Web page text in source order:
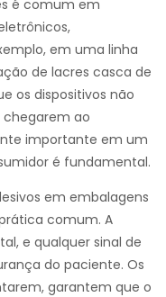
é comum em
em uma linha
de lacres casca de
os dispositivos não
ao
importante em um
é fundamental.
em embalagens
comum. A
e qualquer sinal de
do paciente. Os
garantem que o